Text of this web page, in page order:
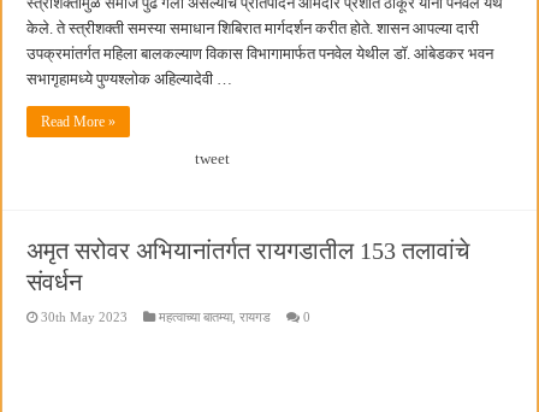
केले. ते स्त्रीशक्ती समस्या समाधान शिबिरात मार्गदर्शन करीत होते. शासन आपल्या दारी
उपक्रमांतर्गत महिला बालकल्याण विकास विभागामार्फत पनवेल येथील डॉ. आंबेडकर भवन
सभागृहामध्ये पुण्यश्लोक अहिल्यादेवी …
Read More »
tweet
अमृत सरोवर अभियानांतर्गत रायगडातील 153 तलावांचे
संवर्धन
30th May 2023 महत्वाच्या बातम्या,रायगड 0